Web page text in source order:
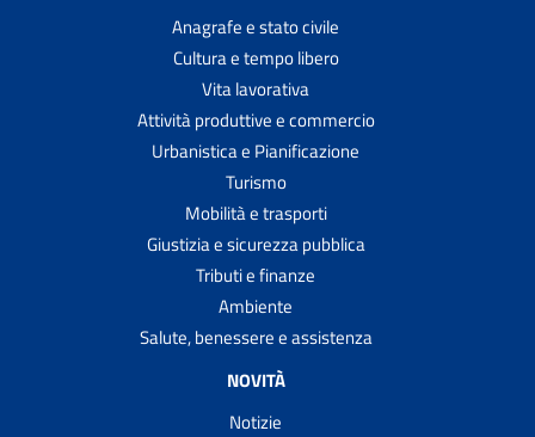
Anagrafe e stato civile
Cultura e tempo libero
Vita lavorativa
Attività produttive e commercio
Urbanistica e Pianificazione
Turismo
Mobilità e trasporti
Giustizia e sicurezza pubblica
Tributi e finanze
Ambiente
Salute, benessere e assistenza
NOVITÀ
Notizie